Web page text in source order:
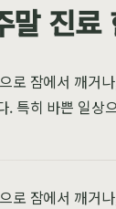
말 진
로 잠에서 깨거
. 특히 바쁜 일상
로 잠에서 깨거